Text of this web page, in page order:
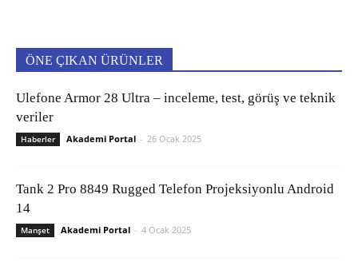
ÖNE ÇIKAN ÜRÜNLER
Ulefone Armor 28 Ultra – inceleme, test, görüş ve teknik
veriler
Haberler Akademi Portal - 26 Ocak 2025
Tank 2 Pro 8849 Rugged Telefon Projeksiyonlu Android
14
Manşet Akademi Portal - 4 Ocak 2025